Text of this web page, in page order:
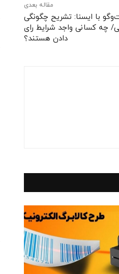
مقاله بعدی
با ایسنا: تشریح چگونگی
چه کسانی واجد شرایط رای
دادن هستند؟